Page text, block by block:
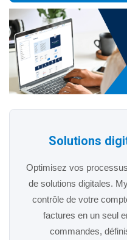
Solutions
Optimisez vos
de solutions digitales.
contrôle de votre
factures en un seul
commandes,